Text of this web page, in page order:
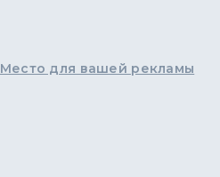
Место для вашей рекламы